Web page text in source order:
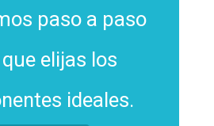
paso a paso
elijas los
ideales.